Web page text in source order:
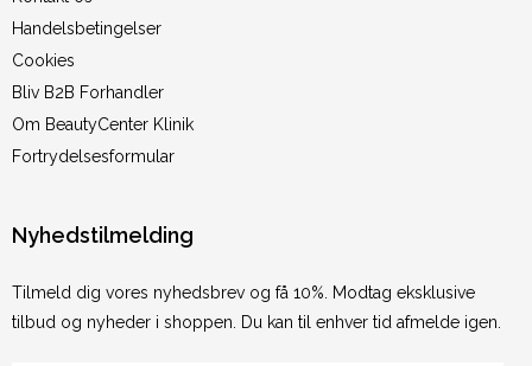
Handelsbetingelser
Cookies
Bliv B2B Forhandler
Om BeautyCenter Klinik
Fortrydelsesformular
Nyhedstilmelding
Tilmeld dig vores nyhedsbrev og få 10%. Modtag eksklusive
tilbud og nyheder i shoppen. Du kan til enhver tid afmelde igen.